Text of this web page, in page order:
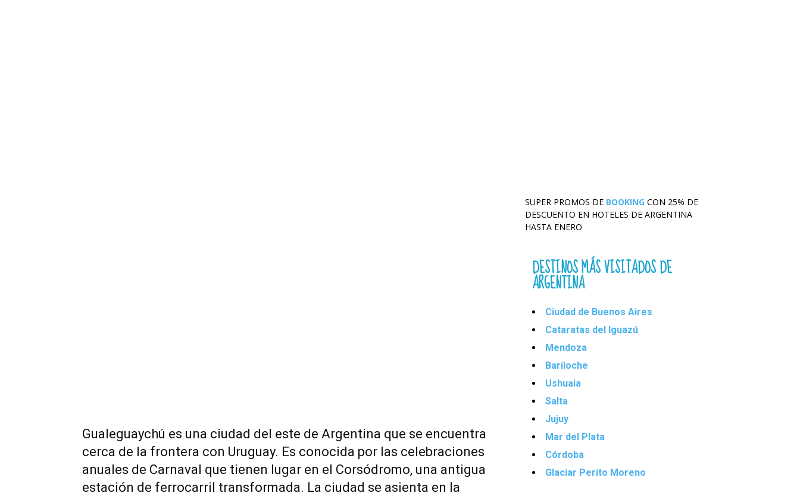
Gualeguaychú es una ciudad del este de Argentina que se encuentra
cerca de la frontera con Uruguay. Es conocida por las celebraciones
anuales de Carnaval que tienen lugar en el Corsódromo, una antigua
estación de ferrocarril transformada. La ciudad se asienta en la
SUPER PROMOS DE BOOKING CON 25% DE
DESCUENTO EN HOTELES DE ARGENTINA
HASTA ENERO
DESTINOS MÁS VISITADOS DE
ARGENTINA
Ciudad de Buenos Aires
Cataratas del Iguazú
Mendoza
Bariloche
Ushuaia
Salta
Jujuy
Mar del Plata
Córdoba
Glaciar Perito Moreno